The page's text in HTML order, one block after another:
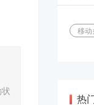
移动
热